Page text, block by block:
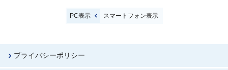
PC表示 スマートフォン表示
プライバシーポリシー